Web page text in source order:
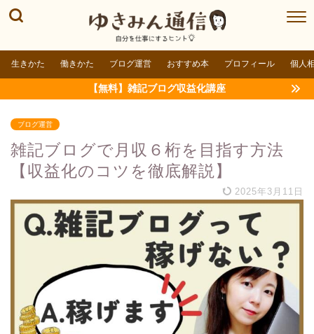
生きかた 働きかた ブログ運営 おすすめ本 プロフィール 個人
【無料】雑記ブログ収益化講座
ブログ運営
雑記ブログで月収６桁を目指す方法
【収益化のコツを徹底解説】
2025年3月11日